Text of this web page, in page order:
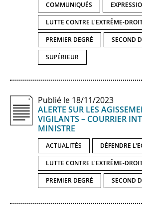
COMMUNIQUÉS
LUTTE CONTRE L'EXTRÊME-
PREMIER DEGRÉ SECOND
SUPÉRIEUR
Publié le 18/11/2023
ALERTE SUR LES
VIGILANTS – COURRIER
MINISTRE
ACTUALITÉS DÉFENDRE
LUTTE CONTRE L'EXTRÊME-
PREMIER DEGRÉ SECOND